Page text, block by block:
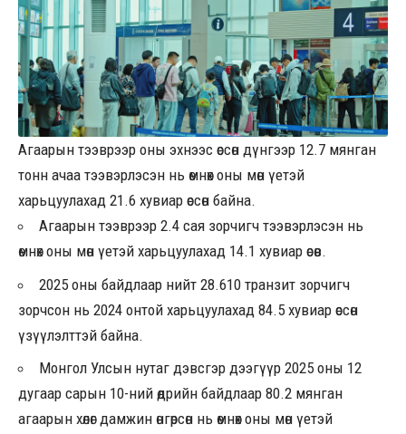
Агаарын тээврээр оны эхнээс өссөн дүнгээр 12.7 мянган
тонн ачаа тээвэрлэсэн нь өмнөх оны мөн үетэй
харьцуулахад 21.6 хувиар өссөн байна.
Агаарын тээврээр 2.4 сая зорчигч тээвэрлэсэн нь
өмнөх оны мөн үетэй харьцуулахад 14.1 хувиар өсөв.
2025 оны байдлаар нийт 28.610 транзит зорчигч
зорчсон нь 2024 онтой харьцуулахад 84.5 хувиар өссөн
үзүүлэлттэй байна.
Монгол Улсын нутаг дэвсгэр дээгүүр 2025 оны 12
дугаар сарын 10-ний өдрийн байдлаар 80.2 мянган
агаарын хөлөг дамжин өнгөрсөн нь өмнөх оны мөн үетэй